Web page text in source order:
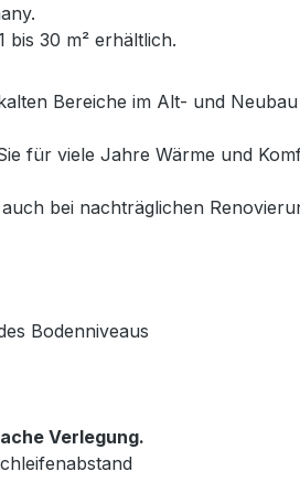
30 m² erhältlich.
Bereiche im Alt- und
für viele Jahre Wärme und
bei nachträglichen
Bodenniveaus
Verlegung.